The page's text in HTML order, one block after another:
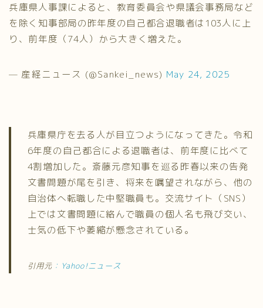
兵庫県人事課によると、教育委員会や県議会事務局など
を除く知事部局の昨年度の自己都合退職者は103人に上
り、前年度（74人）から大きく増えた。
— 産経ニュース (@Sankei_news) May 24, 2025
兵庫県庁を去る人が目立つようになってきた。令和
6年度の自己都合による退職者は、前年度に比べて
4割増加した。斎藤元彦知事を巡る昨春以来の告発
文書問題が尾を引き、将来を嘱望されながら、他の
自治体へ転職した中堅職員も。交流サイト（SNS）
上では文書問題に絡んで職員の個人名も飛び交い、
士気の低下や萎縮が懸念されている。
引用元 ：Yahoo!ニュース